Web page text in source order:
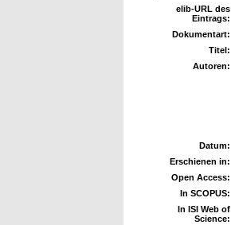
elib-URL des
Eintrags:
Dokumentart:
Titel:
Autoren:
Datum:
Erschienen in:
Open Access:
In SCOPUS:
In ISI Web of
Science: